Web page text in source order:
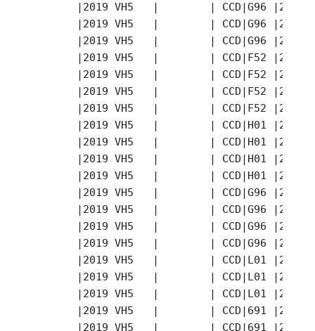
|2019 VH5   |        | CCD|G96
|2019 VH5   |        | CCD|G96
|2019 VH5   |        | CCD|G96
|2019 VH5   |        | CCD|F52
|2019 VH5   |        | CCD|F52
|2019 VH5   |        | CCD|F52
|2019 VH5   |        | CCD|F52
|2019 VH5   |        | CCD|H01
|2019 VH5   |        | CCD|H01
|2019 VH5   |        | CCD|H01
|2019 VH5   |        | CCD|H01
|2019 VH5   |        | CCD|G96
|2019 VH5   |        | CCD|G96
|2019 VH5   |        | CCD|G96
|2019 VH5   |        | CCD|G96
|2019 VH5   |        | CCD|L01
|2019 VH5   |        | CCD|L01
|2019 VH5   |        | CCD|L01
|2019 VH5   |        | CCD|691
|2019 VH5   |        | CCD|691